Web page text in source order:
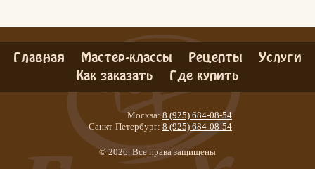
Главная Мастер-классы Рецепты Услуги
Как заказать Где купить
Москва: 8 (925) 684-08-54
Санкт-Петербург: 8 (925) 684-08-54
© 2026. Все права защищены